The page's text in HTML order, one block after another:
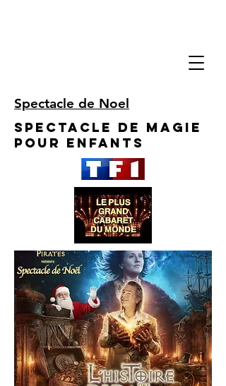
Spectacle de Noel
Spectacle de Magie
pour enfants